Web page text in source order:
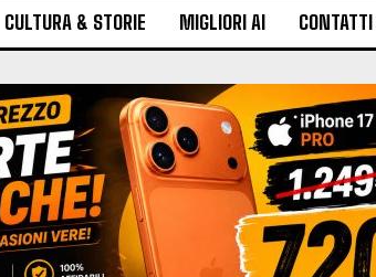
CULTURA & STORIE MIGLIORI AI CONTATTI